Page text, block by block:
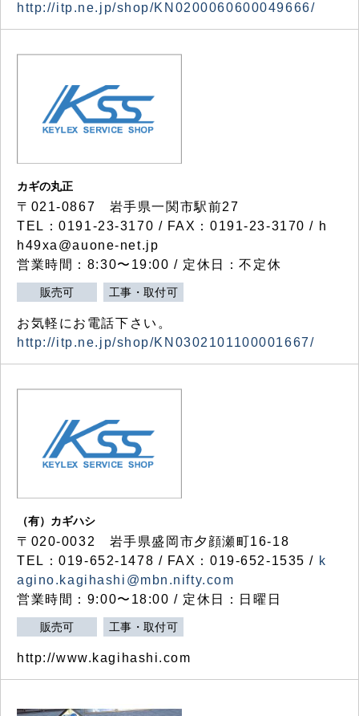
http://itp.ne.jp/shop/KN0200060600049666/
カギの丸正
〒021-0867 岩手県一関市駅前27
TEL：0191-23-3170 / FAX：0191-23-3170 / h
h49xa@auone-net.jp
営業時間：8:30〜19:00 / 定休日：不定休
販売可 工事・取付可
お気軽にお電話下さい。
http://itp.ne.jp/shop/KN0302101100001667/
（有）カギハシ
〒020-0032 岩手県盛岡市夕顔瀬町16-18
TEL：019-652-1478 / FAX：019-652-1535 / k
agino.kagihashi@mbn.nifty.com
営業時間：9:00〜18:00 / 定休日：日曜日
販売可 工事・取付可
http://www.kagihashi.com